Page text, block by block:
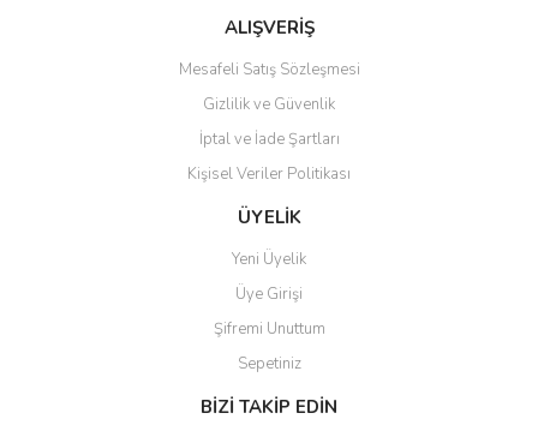
ALIŞVERİŞ
Mesafeli Satış Sözleşmesi
Gizlilik ve Güvenlik
İptal ve İade Şartları
Kişisel Veriler Politikası
ÜYELİK
Yeni Üyelik
Üye Girişi
Şifremi Unuttum
Sepetiniz
BİZİ TAKİP EDİN